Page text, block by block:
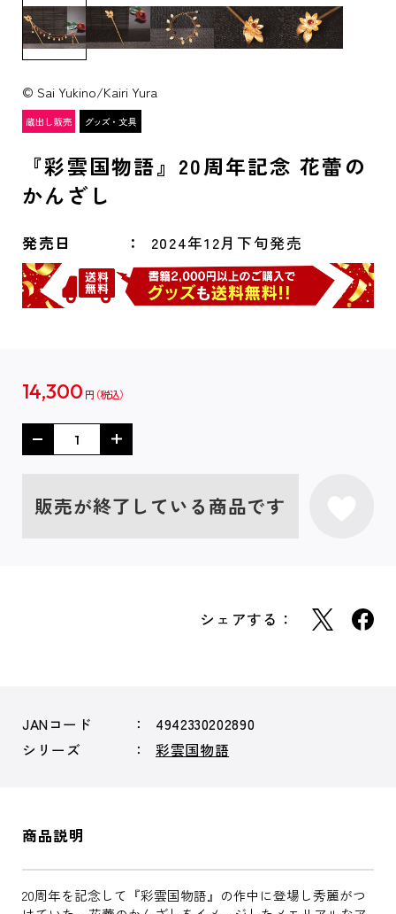
© Sai Yukino/Kairi Yura
『彩雲国物語』20周年記念 花蕾の
かんざし
発売日 2024年12月下旬発売
14,300 円
販売が終了している商品です
シェアする：
JANコード
4942330202890
シリーズ
彩雲国物語
商品説明
20周年を記念して『彩雲国物語』の作中に登場し秀麗がつ